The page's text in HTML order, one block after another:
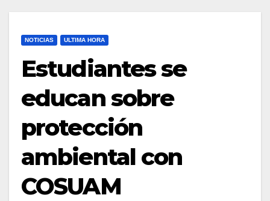
NOTICIAS ULTIMA HORA
Estudiantes se
educan sobre
protección
ambiental con
COSUAM